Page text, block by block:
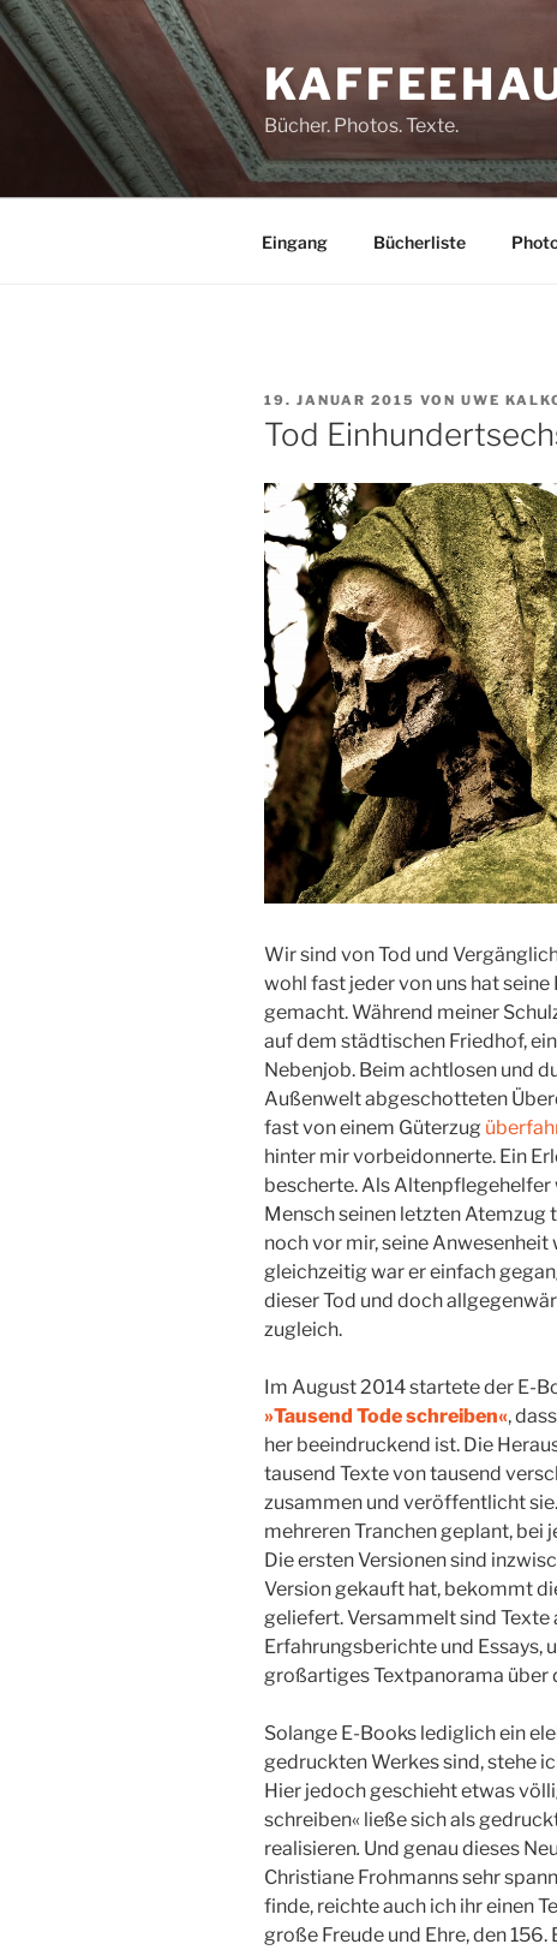
Zum
Inhalt
springen
Bücher. Photos. Texte.
Eingang Bücherliste
VERÖFFENTLICHT
AM
19. JANUAR 2015 VON UWE
Tod
Wir sind von Tod und
wohl fast jeder von uns hat
gemacht. Während meiner
auf dem städtischen Friedhof,
Nebenjob. Beim achtlosen und
Außenwelt abgeschotteten
fast von einem Güterzug
hinter mir vorbeidonnerte. Ein
bescherte. Als Altenpflegehelfer
Mensch seinen letzten Atemzug
noch vor mir, seine
gleichzeitig war er einfach
dieser Tod und doch
zugleich.
Im August 2014 startete der E-
»Tausend Tode schreiben«,
her beeindruckend ist. Die
tausend Texte von tausend
zusammen und veröffentlicht
mehreren Tranchen geplant, bei
Die ersten Versionen sind
Version gekauft hat, bekommt
geliefert. Versammelt sind Texte
Erfahrungsberichte und Essays,
großartiges Textpanorama über
Solange E-Books lediglich ein
gedruckten Werkes sind, stehe
Hier jedoch geschieht etwas
schreiben« ließe sich als
realisieren. Und genau dieses
Christiane Frohmanns sehr
finde, reichte auch ich ihr einen
große Freude und Ehre, den